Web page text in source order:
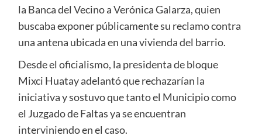
la Banca del Vecino aVerónica Galarza, quien
buscaba exponer públicamente su reclamo contra
una antena ubicada en una vivienda del barrio.
Desde el oficialismo, la presidenta de bloque
Mixci Huatayadelantó que rechazarían la
iniciativa y sostuvo que tanto el Municipio como
el Juzgado de Faltas ya se encuentran
interviniendo en el caso.